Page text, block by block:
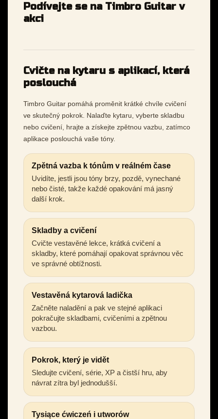
Podívejte se na Timbro Guitar v
akci
Cvičte na kytaru s aplikací, která
poslouchá
Timbro Guitar pomáhá proměnit krátké chvíle cvičení
ve skutečný pokrok. Nalaďte kytaru, vyberte skladbu
nebo cvičení, hrajte a získejte zpětnou vazbu, zatímco
aplikace poslouchá vaše tóny.
Zpětná vazba k tónům v reálném čase
Uvidíte, jestli jsou tóny brzy, pozdě, vynechané
nebo čisté, takže každé opakování má jasný
další krok.
Skladby a cvičení
Cvičte vestavěné lekce, krátká cvičení a
skladby, které pomáhají opakovat správnou věc
ve správné obtížnosti.
Vestavěná kytarová ladička
Začněte naladění a pak ve stejné aplikaci
pokračujte skladbami, cvičeními a zpětnou
vazbou.
Pokrok, který je vidět
Sledujte cvičení, série, XP a čistší hru, aby
návrat zítra byl jednodušší.
Tysiące ćwiczeń i utworów